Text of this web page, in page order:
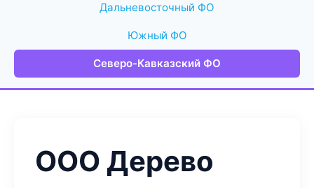
Дальневосточный ФО
Южный ФО
Северо-Кавказский ФО
ООО Дерево